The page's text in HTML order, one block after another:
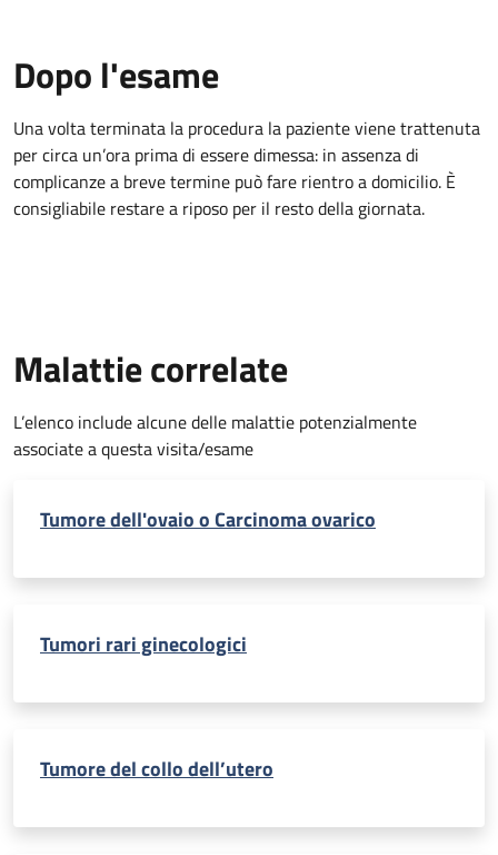
Dopo l'esame
Una volta terminata la procedura la paziente viene trattenuta
per circa un’ora prima di essere dimessa: in assenza di
complicanze a breve termine può fare rientro a domicilio. È
consigliabile restare a riposo per il resto della giornata.
Malattie correlate
L’elenco include alcune delle malattie potenzialmente
associate a questa visita/esame
Tumore dell'ovaio o Carcinoma ovarico
Tumori rari ginecologici
Tumore del collo dell’utero